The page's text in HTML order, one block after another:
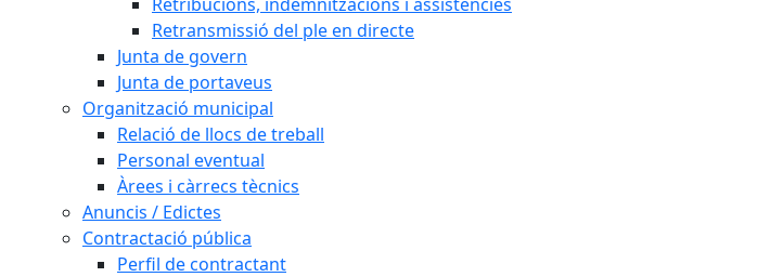
Retransmissió del ple en directe
Junta de govern
Junta de portaveus
Organització municipal
Relació de llocs de treball
Personal eventual
Àrees i càrrecs tècnics
Anuncis / Edictes
Contractació pública
Perfil de contractant